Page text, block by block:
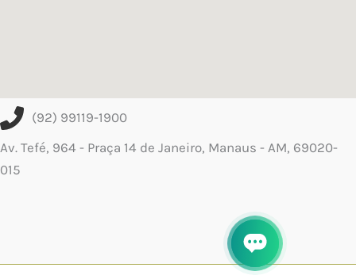
(92) 99119-1900
Av. Tefé, 964 - Praça 14 de Janeiro, Manaus - AM, 69020-
015